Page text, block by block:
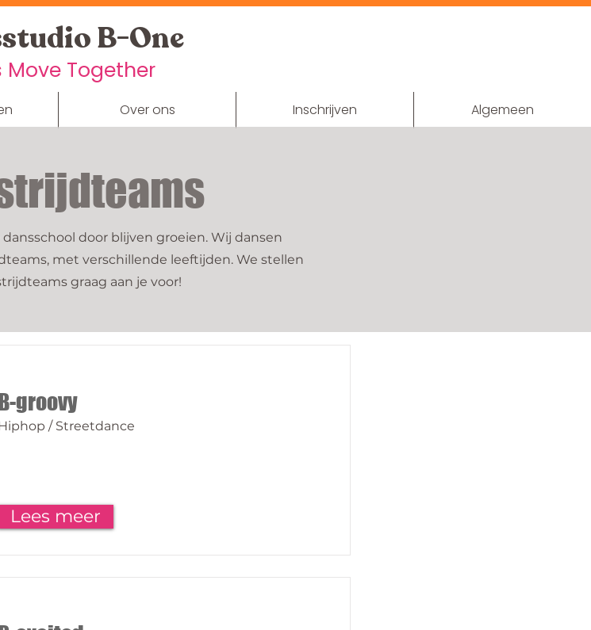
B-One
Move Together
Over ons Inschrijven Algemeen
door blijven groeien. Wij dansen
met verschillende leeftijden. We stellen
graag aan je voor!
groovy
/ Streetdance
Lees meer